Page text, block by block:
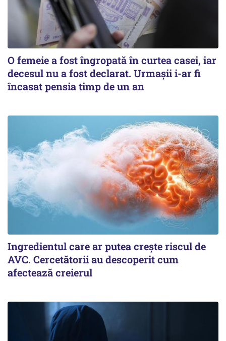
O femeie a fost îngropată în curtea casei, iar
decesul nu a fost declarat. Urmașii i-ar fi
încasat pensia timp de un an
Ingredientul care ar putea crește riscul de
AVC. Cercetătorii au descoperit cum
afectează creierul